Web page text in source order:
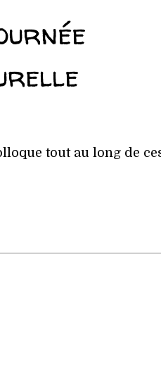
tout au long de